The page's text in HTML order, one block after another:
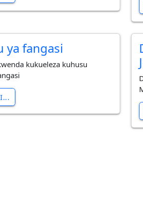
ya fangasi
kukueleza kuhusu